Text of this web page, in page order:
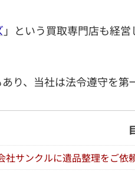
」という買取専門店も経
り、当社は法令遵守を第
社サンクルに遺品整理をご依